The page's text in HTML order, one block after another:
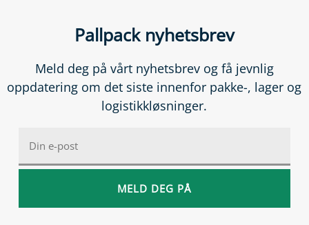
Pallpack nyhetsbrev
Meld deg på vårt nyhetsbrev og få jevnlig
oppdatering om det siste innenfor pakke-, lager og
logistikkløsninger.